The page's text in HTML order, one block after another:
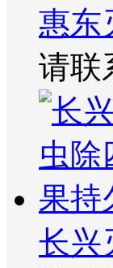
惠东
请联
长兴